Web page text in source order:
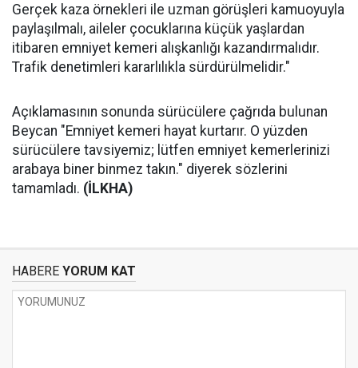
Gerçek kaza örnekleri ile uzman görüşleri kamuoyuyla
paylaşılmalı, aileler çocuklarına küçük yaşlardan
itibaren emniyet kemeri alışkanlığı kazandırmalıdır.
Trafik denetimleri kararlılıkla sürdürülmelidir."
Açıklamasının sonunda sürücülere çağrıda bulunan
Beycan "Emniyet kemeri hayat kurtarır. O yüzden
sürücülere tavsiyemiz; lütfen emniyet kemerlerinizi
arabaya biner binmez takın." diyerek sözlerini
tamamladı. (İLKHA)
HABERE YORUM KAT